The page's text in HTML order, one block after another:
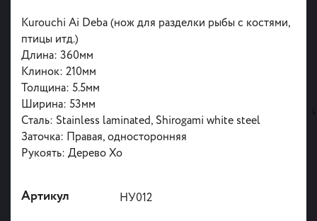
Kurouchi Ai Deba (нож для разделки рыбы с костями,
птицы итд.)
Длина: 360мм
Клинок: 210мм
Толщина: 5.5мм
Ширина: 53мм
Сталь: Stainless laminated, Shirogami white steel
Заточка: Правая, односторонняя
Рукоять: Дерево Хо
Артикул НУ012